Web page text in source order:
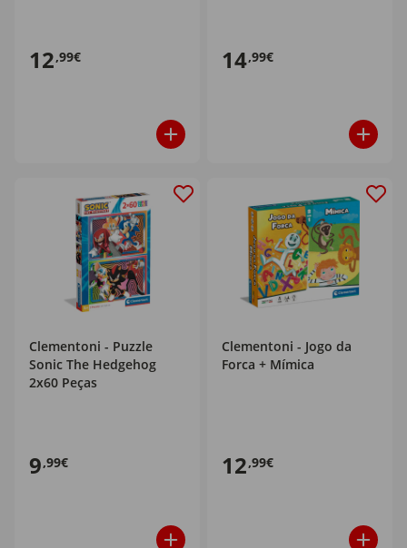
12,99€ 14,99€
Clementoni - Puzzle
Sonic The Hedgehog
2x60 Peças
9,99€
Clementoni - Jogo da
Forca + Mímica
12,99€